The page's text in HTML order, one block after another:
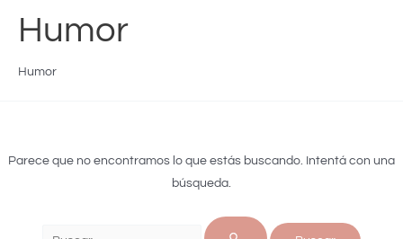
Humor
Humor
Parece que no encontramos lo que estás buscando. Intentá con una
búsqueda.